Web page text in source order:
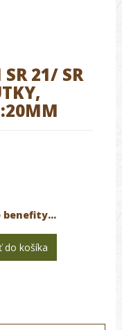
21/ SR
benefity...
do košíka